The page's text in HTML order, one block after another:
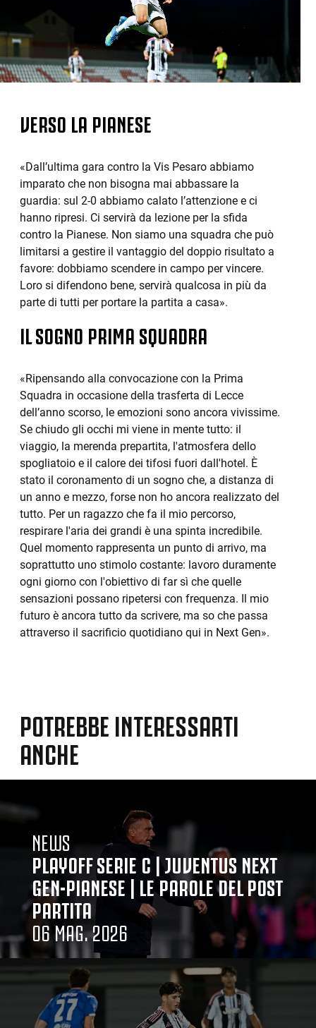
VERSO LA PIANESE
«Dall’ultima gara contro la Vis Pesaro abbiamo
imparato che non bisogna mai abbassare la
guardia: sul 2-0 abbiamo calato l’attenzione e ci
hanno ripresi. Ci servirà da lezione per la sfida
contro la Pianese. Non siamo una squadra che può
limitarsi a gestire il vantaggio del doppio risultato a
favore: dobbiamo scendere in campo per vincere.
Loro si difendono bene, servirà qualcosa in più da
parte di tutti per portare la partita a casa».
IL SOGNO PRIMA SQUADRA
«Ripensando alla convocazione con la Prima
Squadra in occasione della trasferta di Lecce
dell’anno scorso, le emozioni sono ancora vivissime.
Se chiudo gli occhi mi viene in mente tutto: il
viaggio, la merenda prepartita, l'atmosfera dello
spogliatoio e il calore dei tifosi fuori dall'hotel. È
stato il coronamento di un sogno che, a distanza di
un anno e mezzo, forse non ho ancora realizzato del
tutto. Per un ragazzo che fa il mio percorso,
respirare l'aria dei grandi è una spinta incredibile.
Quel momento rappresenta un punto di arrivo, ma
soprattutto uno stimolo costante: lavoro duramente
ogni giorno con l'obiettivo di far sì che quelle
sensazioni possano ripetersi con frequenza. Il mio
futuro è ancora tutto da scrivere, ma so che passa
attraverso il sacrificio quotidiano qui in Next Gen».
POTREBBE INTERESSARTI
ANCHE
NEWS
PLAYOFF SERIE C | JUVENTUS NEXT
GEN-PIANESE | LE PAROLE DEL POST
PARTITA
06 MAG. 2026